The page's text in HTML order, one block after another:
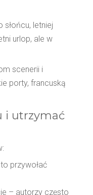
słońcu, letniej
urlop, ale w
scenerii i
porty, francuską
i utrzymać
przywołać
– autorzy często